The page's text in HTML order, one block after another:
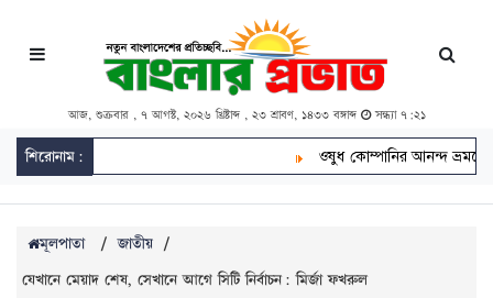
আজ, শুক্রবার , ৭ আগস্ট, ২০২৬ খ্রিষ্টাব্দ , ২৩ শ্রাবণ, ১৪৩৩ বঙ্গাব্দ সন্ধ্যা ৭:২১
শিরোনাম: ওষুধ কোম্পানির আনন্দ ভ্রমণে
মূলপাতা / জাতীয় /
যেখানে মেয়াদ শেষ, সেখানে আগে সিটি নির্বাচন: মির্জা ফখরুল